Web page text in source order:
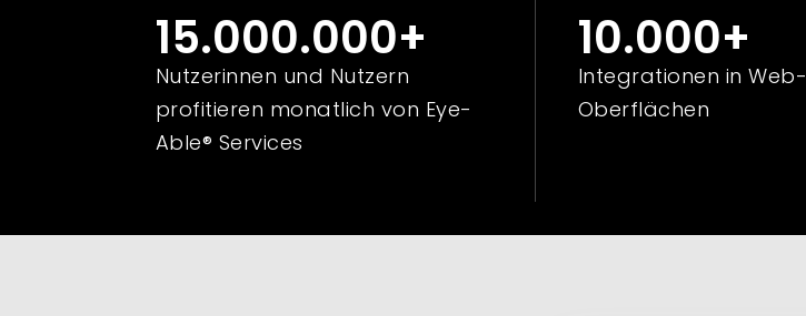
15.000.000+
Nutzerinnen und Nutzern
profitieren monatlich von Eye-
Able® Services
10.000+
Integrationen in Web-
Oberflächen